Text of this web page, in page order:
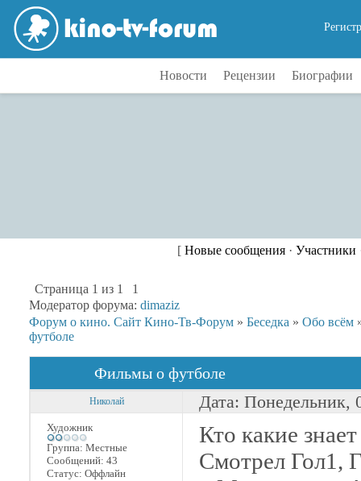
Новости Рецензии Биографии
[ Новые сообщения· Участники
Страница 1 из 1
1
Модератор форума: dimaziz
Форум о кино. Сайт Кино-Тв-Форум » Беседка » Обо всём
футболе
Фильмы о футболе
Николай Дата:
Художник
Группа: Местные
Сообщений: 43
Статус: Оффлайн
Кто какие
Смотрел Гол1,